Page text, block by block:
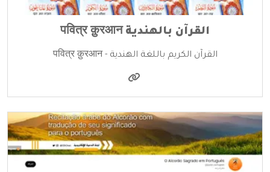
القرآن بالهندية पवित्र क़ुरआन
القرآن الكريم باللغة الهندية - पवित्र क़ुरआन